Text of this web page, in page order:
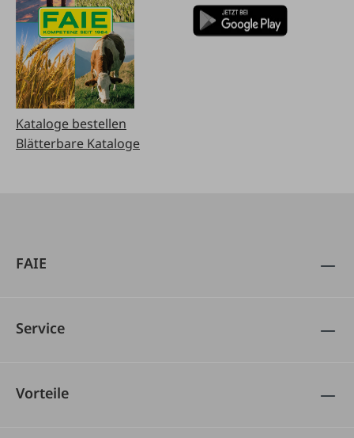
Kataloge bestellen
Blätterbare Kataloge
FAIE
Service
Vorteile